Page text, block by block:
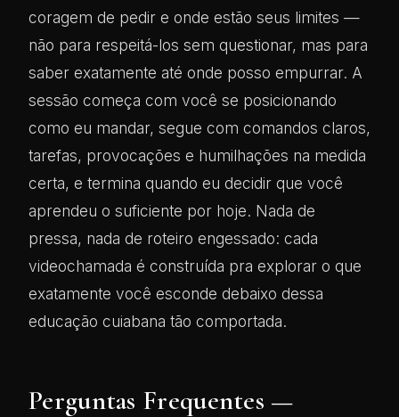
coragem de pedir e onde estão seus limites —
não para respeitá-los sem questionar, mas para
saber exatamente até onde posso empurrar. A
sessão começa com você se posicionando
como eu mandar, segue com comandos claros,
tarefas, provocações e humilhações na medida
certa, e termina quando eu decidir que você
aprendeu o suficiente por hoje. Nada de
pressa, nada de roteiro engessado: cada
videochamada é construída pra explorar o que
exatamente você esconde debaixo dessa
educação cuiabana tão comportada.
Perguntas Frequentes —